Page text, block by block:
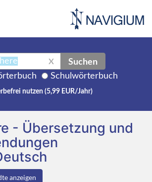
X Suchen
Schulwörterbuch
nutzen (5,99 EUR/Jahr)
- Übersetzung und
anzeigen